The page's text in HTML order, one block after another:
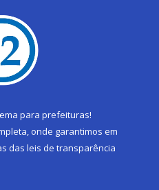
para prefeituras!
onde garantimos em
das leis de transparência